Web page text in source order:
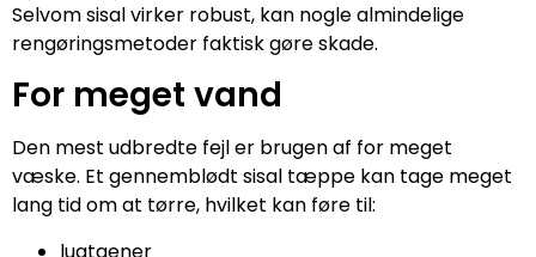
Selvom sisal virker robust, kan nogle almindelige
rengøringsmetoder faktisk gøre skade.
For meget vand
Den mest udbredte fejl er brugen af for meget
væske. Et gennemblødt sisal tæppe kan tage meget
lang tid om at tørre, hvilket kan føre til:
lugtgener